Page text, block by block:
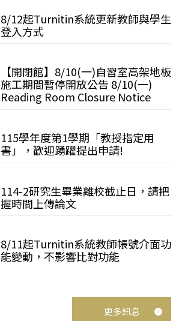
8/12起Turnitin系統更新教師與學生
登入方式
【開閉館】8/10(一)自習室高架地板
施工期間暫停開放公告 8/10(一)
Reading Room Closure Notice
115學年度第1學期「教授指定用
書」，歡迎踴躍提出申請!
114-2研究生畢業離校截止日，請把
握時間上傳論文
8/11起Turnitin系統教師帳號介面功
能變動，不影響比對功能
更多訊息